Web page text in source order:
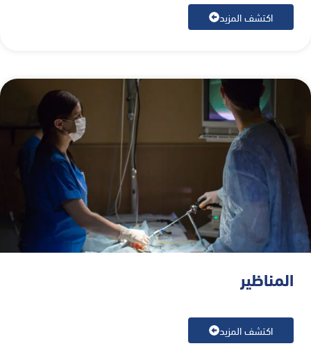
اكتشف المزيد
المناظير
اكتشف المزيد